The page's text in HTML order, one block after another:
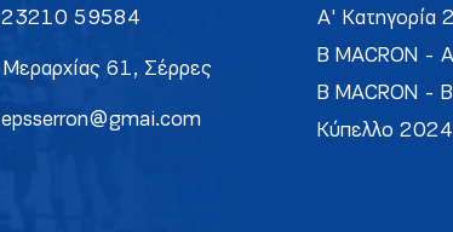
23210 59584
Μεραρχίας 61, Σέρρες
epsserron@gmai.com
Α'
Β MACRON -
Β MACRON -
Κύπελλο